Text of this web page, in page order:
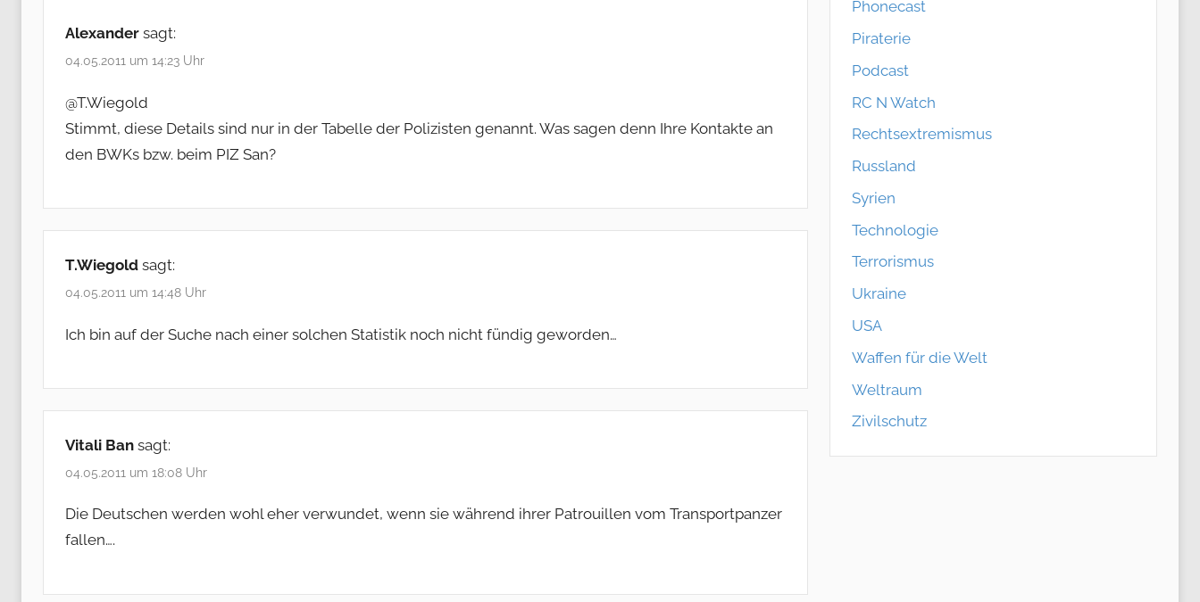
Alexander sagt:
04.05.2011 um 14:23 Uhr
@T.Wiegold
Stimmt, diese Details sind nur in der Tabelle der Polizisten genannt. Was sagen denn Ihre Kontakte an
den BWKs bzw. beim PIZ San?
T.Wiegold sagt:
04.05.2011 um 14:48 Uhr
Ich bin auf der Suche nach einer solchen Statistik noch nicht fündig geworden…
Vitali Ban sagt:
04.05.2011 um 18:08 Uhr
Die Deutschen werden wohl eher verwundet, wenn sie während ihrer Patrouillen vom Transportpanzer
fallen….
Phonecast
Piraterie
Podcast
RC N Watch
Rechtsextremismus
Russland
Syrien
Technologie
Terrorismus
Ukraine
USA
Waffen für die Welt
Weltraum
Zivilschutz